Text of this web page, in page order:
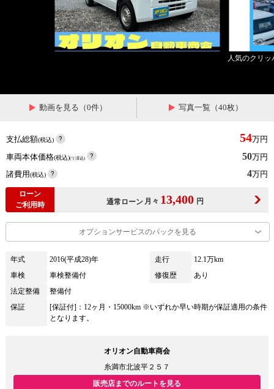
人気のクリ
動画を見る（0件） 写真一覧（40枚）
支払総額(税込) 54万円
車両本体価格(税込)(リ済込) 50万円
諸費用(税込) 4万円
ローン
ご利用時
通常ローン 月々 13,400 円
オプションサービスのパックを見る
年式 2016(平成28)年 走行
12.1万km
車検
車検整備付 修復歴
あり
法定整備
整備付
保証
[保証付]：12ヶ月・15000km ※いずれか早い時期が保証適用の条件
となります。
オリオン自動車商会
糸満市北波平２５７
販売店までのルートを見る